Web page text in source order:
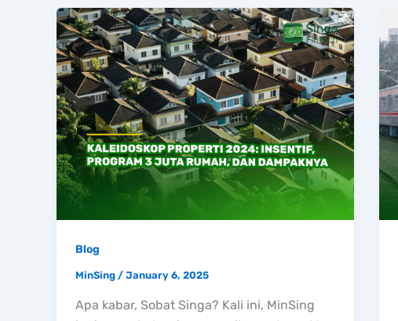
Blog
MinSing / January 6, 2025
Apa kabar, Sobat Singa? Kali ini, MinSing